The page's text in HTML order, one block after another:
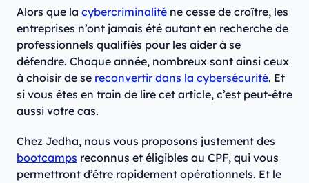
Alors que la cybercriminalité ne cesse de croître, les
entreprises n’ont jamais été autant en recherche de
professionnels qualifiés pour les aider à se
défendre. Chaque année, nombreux sont ainsi ceux
à choisir de se reconvertir dans la cybersécurité. Et
si vous êtes en train de lire cet article, c’est peut-être
aussi votre cas.
Chez Jedha, nous vous proposons justement des
bootcamps reconnus et éligibles au CPF, qui vous
permettront d’être rapidement opérationnels. Et le